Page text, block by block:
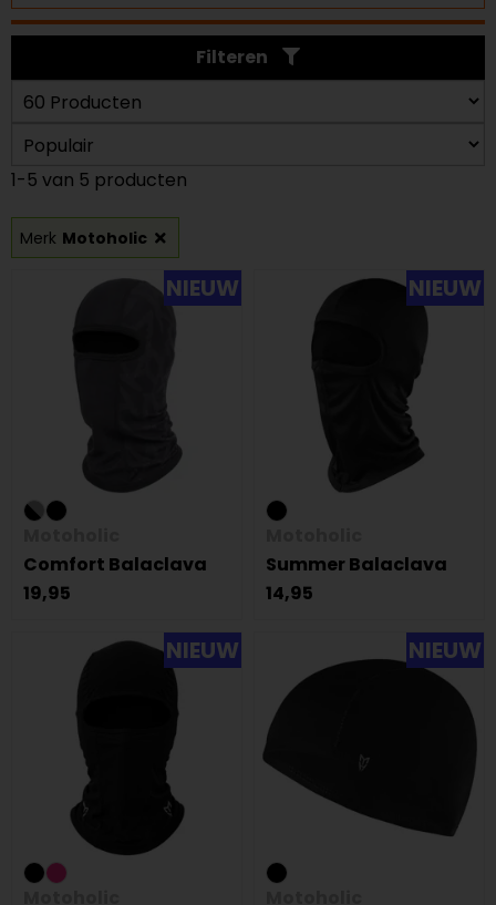
Filteren
1-5 van 5 producten
Merk Motoholic
NIEUW
Comfort Balaclava
19,95
NIEUW
Summer Balaclava
14,95
NIEUW NIEUW